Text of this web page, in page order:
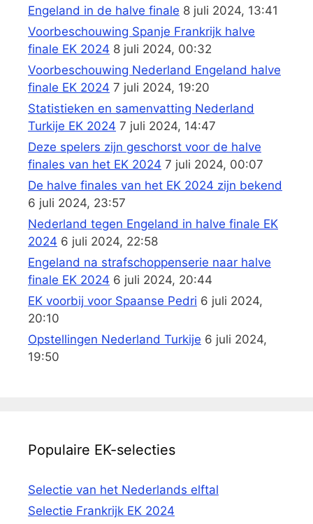
Engeland in de halve finale 8 juli 2024, 13:41
Voorbeschouwing Spanje Frankrijk halve
finale EK 2024 8 juli 2024, 00:32
Voorbeschouwing Nederland Engeland halve
finale EK 2024 7 juli 2024, 19:20
Statistieken en samenvatting Nederland
Turkije EK 2024 7 juli 2024, 14:47
Deze spelers zijn geschorst voor de halve
finales van het EK 2024 7 juli 2024, 00:07
De halve finales van het EK 2024 zijn bekend
6 juli 2024, 23:57
Nederland tegen Engeland in halve finale EK
2024 6 juli 2024, 22:58
Engeland na strafschoppenserie naar halve
finale EK 2024 6 juli 2024, 20:44
EK voorbij voor Spaanse Pedri 6 juli 2024,
20:10
Opstellingen Nederland Turkije 6 juli 2024,
19:50
Populaire EK-selecties
Selectie van het Nederlands elftal
Selectie Frankrijk EK 2024